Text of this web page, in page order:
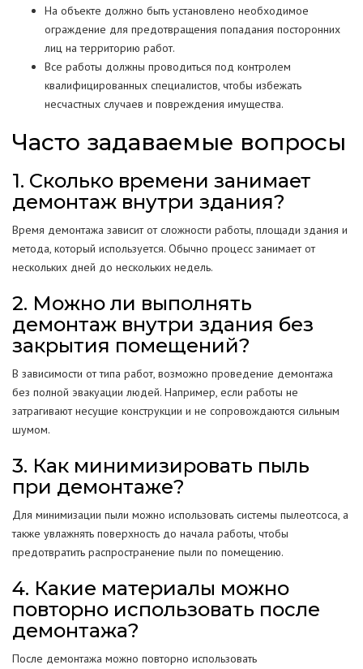
На объекте должно быть установлено необходимое
ограждение для предотвращения попадания посторонних
лиц на территорию работ.
Все работы должны проводиться под контролем
квалифицированных специалистов, чтобы избежать
несчастных случаев и повреждения имущества.
Часто задаваемые вопросы
1. Сколько времени занимает
демонтаж внутри здания?
Время демонтажа зависит от сложности работы, площади здания и
метода, который используется. Обычно процесс занимает от
нескольких дней до нескольких недель.
2. Можно ли выполнять
демонтаж внутри здания без
закрытия помещений?
В зависимости от типа работ, возможно проведение демонтажа
без полной эвакуации людей. Например, если работы не
затрагивают несущие конструкции и не сопровождаются сильным
шумом.
3. Как минимизировать пыль
при демонтаже?
Для минимизации пыли можно использовать системы пылеотсоса, а
также увлажнять поверхность до начала работы, чтобы
предотвратить распространение пыли по помещению.
4. Какие материалы можно
повторно использовать после
демонтажа?
После демонтажа можно повторно использовать